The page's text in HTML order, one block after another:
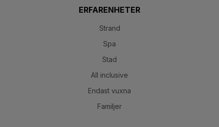
ERFARENHETER
Strand
Spa
Stad
All inclusive
Endast vuxna
Familjer